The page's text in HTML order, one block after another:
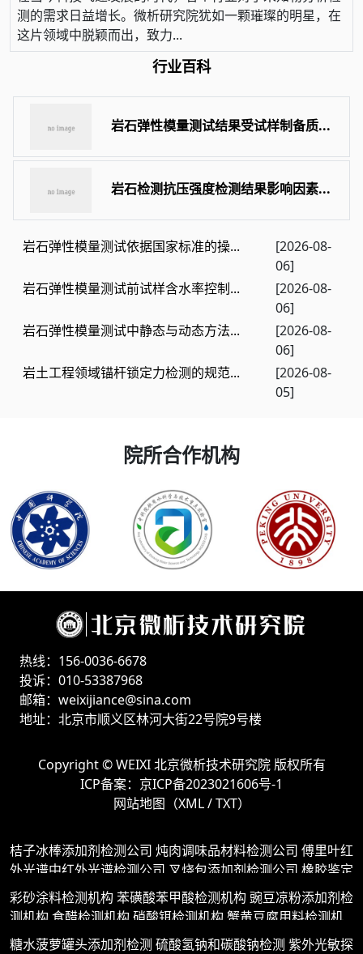
测的需求日益增长。微析研究院犹如一颗璀璨的明星，在
这片领域中脱颖而出，致力...
行业百科
岩石弹性模量测试结果受试样制备质...
岩石检测抗压强度检测结果影响因素...
岩石弹性模量测试依据国家标准的操...
[2026-08-
06]
岩石弹性模量测试前试样含水率控制...
[2026-08-
06]
岩石弹性模量测试中静态与动态方法...
[2026-08-
06]
岩土工程领域锚杆锁定力检测的规范...
[2026-08-
05]
院所合作机构
热线：156-0036-6678
投诉：010-53387968
邮箱：weixijiance@sina.com
地址：北京市顺义区林河大街22号院9号楼
Copyright ©WEIXI 北京微析技术研究院版权所有
ICP备案： 京ICP备2023021606号-1
网站地图（XML/TXT）
桔子冰棒添加剂检测公司 炖肉调味品材料检测公司 傅里叶红
外光谱中红外光谱检测公司 叉烧包添加剂检测公司 橡胶鉴定
红外光谱法检测公司金属裂纹检测公司 面包松软添加剂检测
公司 防静电abs塑胶原料检测公司圣女果干添加剂检测公司
力检测公司热敏剂检测公司水果酒检测公司软包材料检测
彩砂涂料检测机构 苯磺酸苯甲酸检测机构 豌豆凉粉添加剂检
测机构 食醋检测机构 硝酸铒检测机构 蟹黄豆腐用料检测机
构硫酸钠结晶温度检测机构 塑料回收化工原料检测机构 果
糖水菠萝罐头添加剂检测 硫酸氢钠和碳酸钠检测 紫外光敏探